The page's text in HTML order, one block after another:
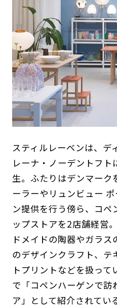
スティルレーベンは、デ
レーナ・ノーデントフ
生。ふたりはデンマーク
ーラーやリュンビュー
ン提供を行う傍ら、コ
ップストアを2店舗経営
ドメイドの陶器やガラ
のデザインクラフト、テ
トプリントなどを扱って
で「コペンハーゲンで訪
ア」として紹介されてい